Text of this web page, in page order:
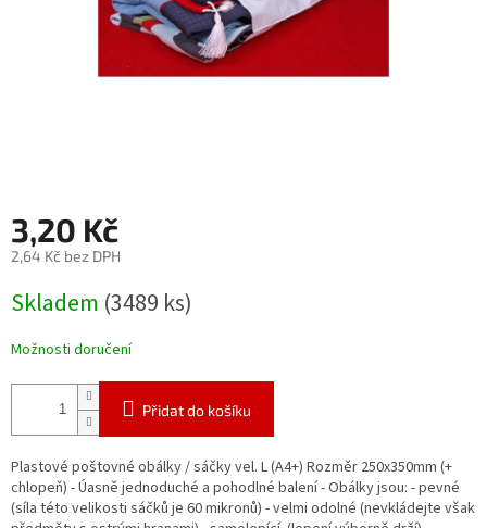
3,20 Kč
2,64 Kč bez DPH
cena:
Skladem (3489 ks)
Možnosti doručení
Přidat do košíku
Plastové poštovné obálky / sáčky vel. L (A4+) Rozměr 250x350mm (+
chlopeň) - Úasně jednoduché a pohodlné balení - Obálky jsou: - pevné
(síla této velikosti sáčků je 60 mikronů) - velmi odolné (nevkládejte však